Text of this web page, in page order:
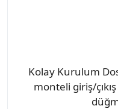
Kolay Kurulum
monteli giriş/